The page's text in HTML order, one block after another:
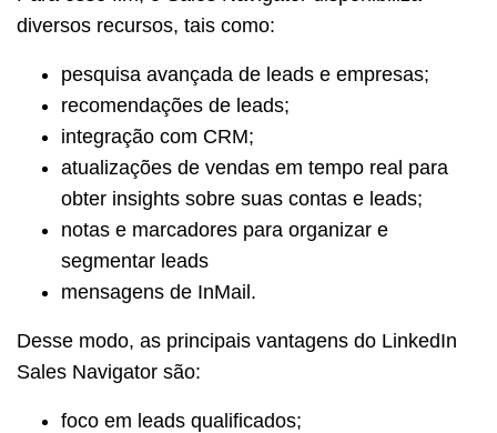
diversos recursos, tais como:
pesquisa avançada de leads e empresas;
recomendações de leads;
integração com CRM;
atualizações de vendas em tempo real para
obter insights sobre suas contas e leads;
notas e marcadores para organizar e
segmentar leads
mensagens de InMail.
Desse modo, as principais vantagens do LinkedIn
Sales Navigator são:
foco em leads qualificados;